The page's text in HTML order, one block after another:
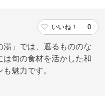
いいね！ 0
」では、遮るもののな
旬の食材を活かした和
魅力です。